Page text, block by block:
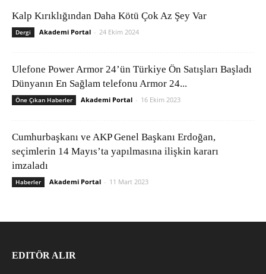
Kalp Kırıklığından Daha Kötü Çok Az Şey Var
Dergi Akademi Portal - 24 Ekim 2024
Ulefone Power Armor 24’ün Türkiye Ön Satışları Başladı
Dünyanın En Sağlam telefonu Armor 24...
Öne Çıkan Haberler Akademi Portal - 16 Ekim 2023
Cumhurbaşkanı ve AKP Genel Başkanı Erdoğan,
seçimlerin 14 Mayıs’ta yapılmasına ilişkin kararı
imzaladı
Haberler Akademi Portal - 11 Mart 2023
EDITÖR ALIR